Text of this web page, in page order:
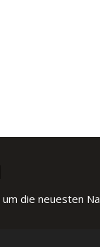
die neuesten